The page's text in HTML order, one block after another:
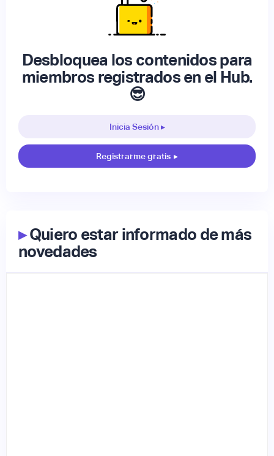
Desbloquea los contenidos para
miembros registrados en el Hub.
😎
Inicia Sesión ▸
Registrarme gratis ▸
▸Quiero estar informado de más
novedades